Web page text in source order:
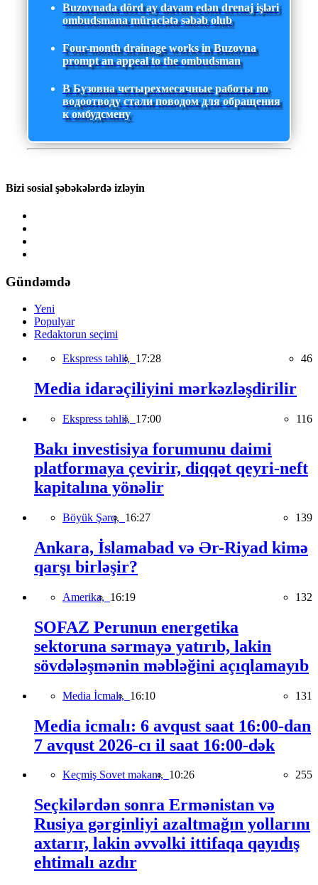
Buzovnada dörd ay davam edən drenaj işləri
ombudsmana müraciətə səbəb olub
Four-month drainage works in Buzovna
prompt an appeal to the ombudsman
В Бузовна четырехмесячные работы по
водоотводу стали поводом для обращения
к омбудсмену
Bizi sosial şəbəkələrdə izləyin
Gündəmdə
Yeni
Populyar
Redaktorun seçimi
Ekspress təhlil, 17:28 46
Media idarəçiliyini mərkəzləşdirilir
Ekspress təhlil, 17:00 116
Bakı investisiya forumunu daimi
platformaya çevirir, diqqət qeyri-neft
kapitalına yönəlir
Böyük Şərq, 16:27 139
Ankara, İslamabad və Ər-Riyad kimə
qarşı birləşir?
Amerika, 16:19 132
SOFAZ Perunun energetika
sektoruna sərmayə yatırıb, lakin
sövdələşmənin məbləğini açıqlamayıb
Media İcmalı, 16:10 131
Media icmalı: 6 avqust saat 16:00-dan
7 avqust 2026-cı il saat 16:00-dək
Keçmiş Sovet məkanı, 10:26 255
Seçkilərdən sonra Ermənistan və
Rusiya gərginliyi azaltmağın yollarını
axtarır, lakin əvvəlki ittifaqa qayıdış
ehtimalı azdır